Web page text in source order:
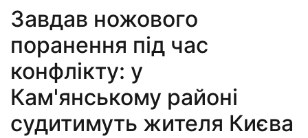
Завдав ножового
поранення під час
конфлікту: у
Кам'янському районі
судитимуть жителя Києва